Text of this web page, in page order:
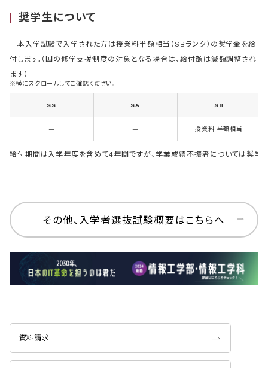
奨学生について
本入学試験で入学された方は授業料半額相当（SBランク）の奨学金を給
付します。（国の修学支援制度の対象となる場合は、給付額は減額調整され
ます）
※横にスクロールしてご確認ください。
SS SA SB
— — 授業料 半額相当
給付期間は入学年度を含めて4年間ですが、学業成績不振者については奨学
その他、入学者選抜試験概要はこちらへ
資料請求